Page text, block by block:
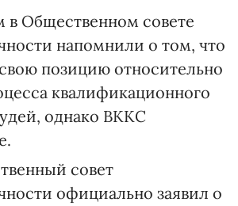
в Общественном совете
напомнили о том, что
позицию относительно
квалификационного
однако ВККС
совет
официально заявил о